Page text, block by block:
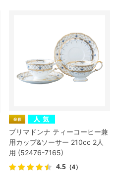
プリマドンナ ティーコーヒー兼
用カップ&ソーサー 210cc 2人
用 (52476-7165)
4.5 （4）